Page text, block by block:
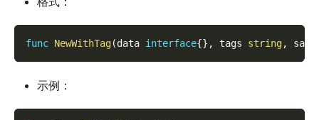
func NewWithTag(data interface{} , tags string,
示例：